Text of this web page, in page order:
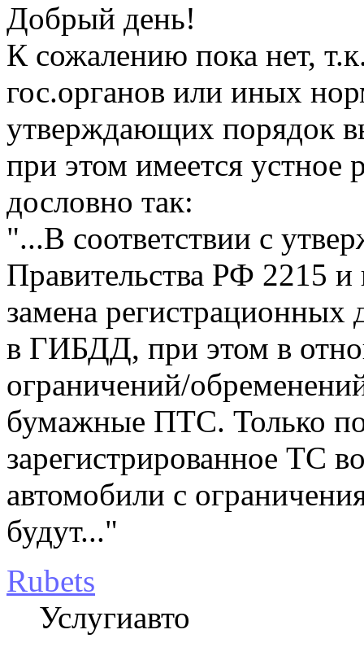
Добрый день!
К сожалению пока нет,
гос.органов или иных
утверждающих порядок
при этом имеется устное
дословно так:
"...В соответствии с
Правительства РФ 2215
замена регистрационных
в ГИБДД, при этом в
ограничений/
бумажные ПТС. Только
зарегистрированное ТС
автомобили с
будут..."
Rubets
Услугиавто